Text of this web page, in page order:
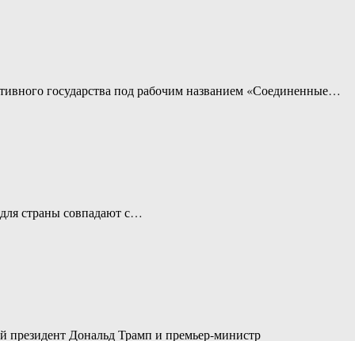
государства под рабочим названием «Соединенные…
для страны совпадают с…
президент Дональд Трамп и премьер-министр